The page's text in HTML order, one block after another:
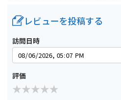
レビューを投稿する
訪問日時
評価